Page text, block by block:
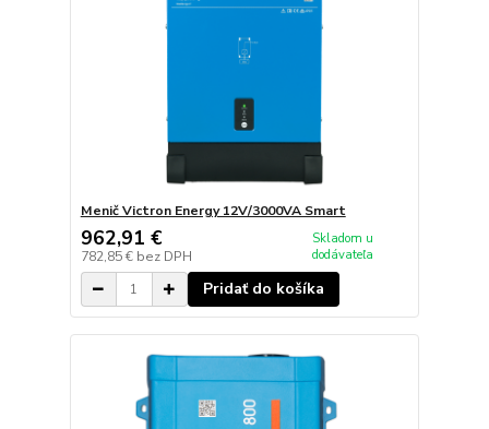
Menič Victron Energy 12V/3000VA Smart
962,91 €
782,85 € bez DPH
Skladom u
dodávateľa
Pridať do košíka